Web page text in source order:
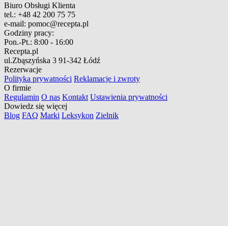
Biuro Obsługi Klienta
tel.: +48 42 200 75 75
e-mail: pomoc@recepta.pl
Godziny pracy:
Pon.-Pt.: 8:00 - 16:00
Recepta.pl
ul.Zbąszyńska 3 91-342 Łódź
Rezerwacje
Polityka prywatności Reklamacje i zwroty
O firmie
Regulamin O nas Kontakt Ustawienia prywatności
Dowiedz się więcej
Blog FAQ Marki Leksykon Zielnik